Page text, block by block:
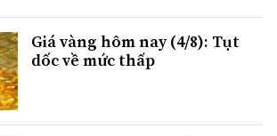
Giá vàng hôm nay (4/8): Tụt
dốc về mức thấp